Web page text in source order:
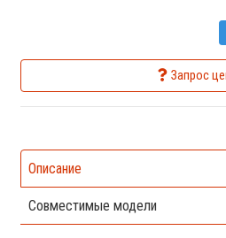
Запрос
Описание
Совместимые модели